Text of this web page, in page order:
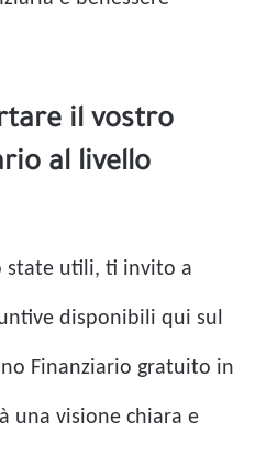
il vostro
al livello
state utili, ti invito a
disponibili qui sul
Finanziario gratuito in
una visione chiara e